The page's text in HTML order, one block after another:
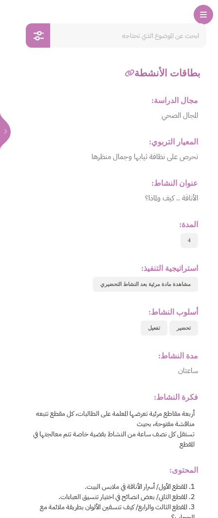
بطاقات الأنشطة
مجال الدراسة:
المجال الصحي
المعيار التربوي:
تحرص على نظافة ثيابها وجمال منظرها
عنوان النشاط:
الأناقة .. كيف ولماذا؟
المدة:
4
استراتيجية التنفيذ:
مشاهدة مادة مرئية بعد النشاط التحضيري
أسلوب النشاط:
تحضير تفعيل
مدة النشاط:
ساعتان
فكرة النشاط:
المحتوى: